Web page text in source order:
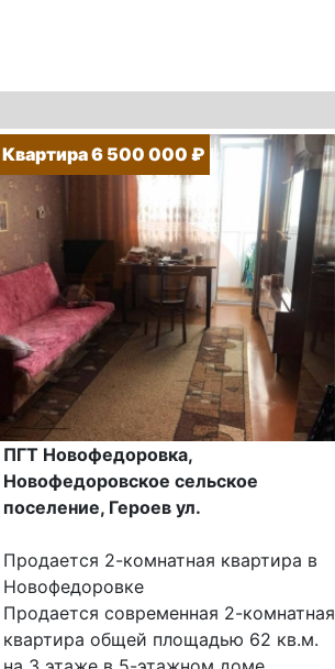
Квартира 6 500 000 ₽
ПГТ Новофедоровка,
Новофедоровское сельское
поселение, Героев ул.
Продается 2-комнатная квартира в
Новофедоровке
Продается современная 2-комнатная
квартира общей площадью 62 кв.м.